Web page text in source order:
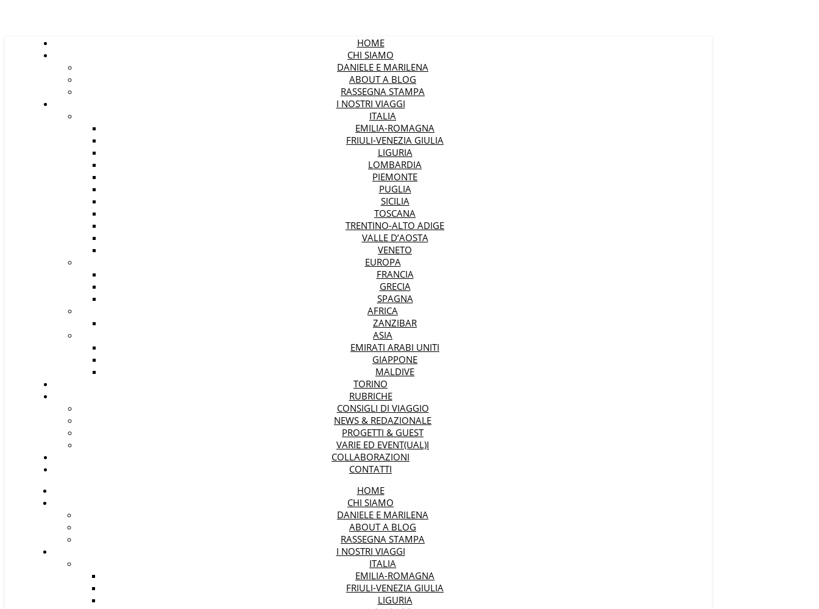
HOME
CHI SIAMO
DANIELE E MARILENA
ABOUT A BLOG
RASSEGNA STAMPA
I NOSTRI VIAGGI
ITALIA
EMILIA-ROMAGNA
FRIULI-VENEZIA GIULIA
LIGURIA
LOMBARDIA
PIEMONTE
PUGLIA
SICILIA
TOSCANA
TRENTINO-ALTO ADIGE
VALLE D’AOSTA
VENETO
EUROPA
FRANCIA
GRECIA
SPAGNA
AFRICA
ZANZIBAR
ASIA
EMIRATI ARABI UNITI
GIAPPONE
MALDIVE
TORINO
RUBRICHE
CONSIGLI DI VIAGGIO
NEWS & REDAZIONALE
PROGETTI & GUEST
VARIE ED EVENT(UAL)I
COLLABORAZIONI
CONTATTI
HOME
CHI SIAMO
DANIELE E MARILENA
ABOUT A BLOG
RASSEGNA STAMPA
I NOSTRI VIAGGI
ITALIA
EMILIA-ROMAGNA
FRIULI-VENEZIA GIULIA
LIGURIA